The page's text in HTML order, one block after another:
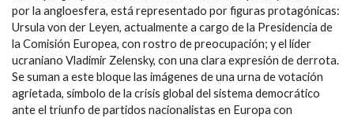
por la angloesfera, está representado por figuras protagónicas:
Ursula von der Leyen, actualmente a cargo de la Presidencia de
la Comisión Europea, con rostro de preocupación; y el líder
ucraniano Vladimir Zelensky, con una clara expresión de derrota.
Se suman a este bloque las imágenes de una urna de votación
agrietada, símbolo de la crisis global del sistema democrático
ante el triunfo de partidos nacionalistas en Europa con